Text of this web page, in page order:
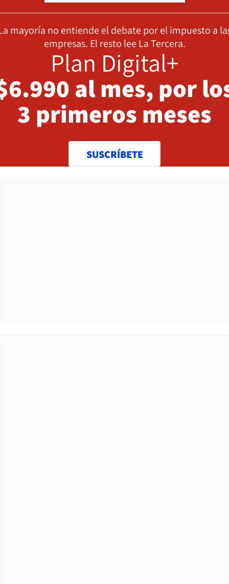
mayoría no entiende el debate por el impuesto a
empresas. El resto lee La Tercera.
Plan Digital+
al mes, por
3 primeros meses
SUSCRÍBETE